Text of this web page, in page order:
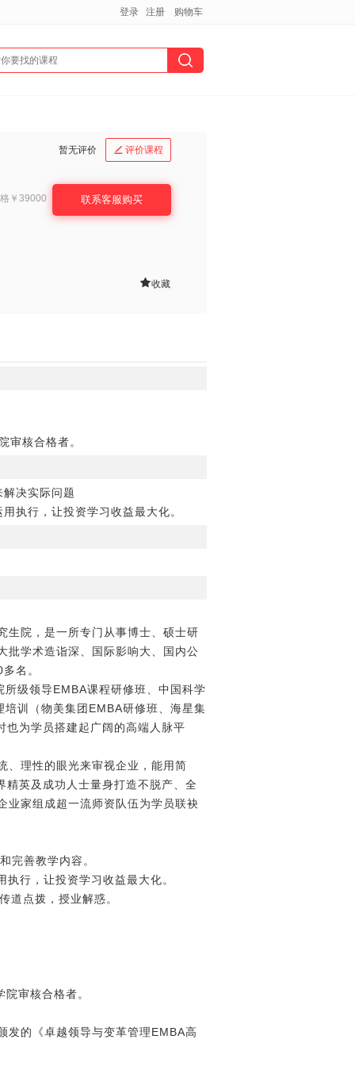
暂无评价  评价课程
￥39000 联系客服购买
收藏
审核合格者。
决实际问题
执行，让投资学习收益最大化。
生院，是一所专门从事博士、硕士研
批学术造诣深、国际影响大、国内公
名。
级领导EMBA课程研修班、中国科学
训（物美集团EMBA研修班、海星集
也为学员搭建起广阔的高端人脉平
、理性的眼光来审视企业，能用简
英及成功人士量身打造不脱产、全
业家组成超一流师资队伍为学员联袂
完善教学内容。
行，让投资学习收益最大化。
道点拨，授业解惑。
审核合格者。
发的《卓越领导与变革管理EMBA高
登录 注册 购物车